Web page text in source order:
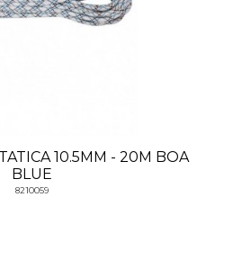
10.5MM - 20M BOA
BLUE
8210059